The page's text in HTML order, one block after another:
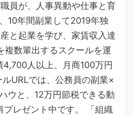
員が、人事異動や仕事と育
10年間副業して2019年独
と起業を学び、家賃収入達
複数輩出するスクールを運
4,700人以上、月商100万円
URLでは、公務員の副業×
ウと、12万円節税できる動
プレゼント中です。 「組織